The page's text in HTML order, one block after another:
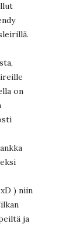
on
) niin
ja